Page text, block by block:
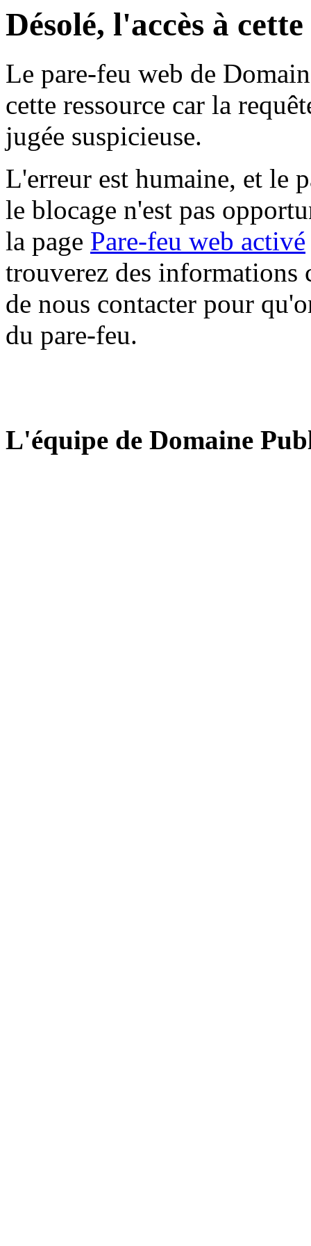
Désolé, l'accès à
Le pare-feu web de
cette ressource car la
jugée suspicieuse.
L'erreur est humaine, et le
le blocage n'est pas
la page Pare-feu web activé
trouverez des informations
de nous contacter pour
du pare-feu.
L'équipe de Domaine